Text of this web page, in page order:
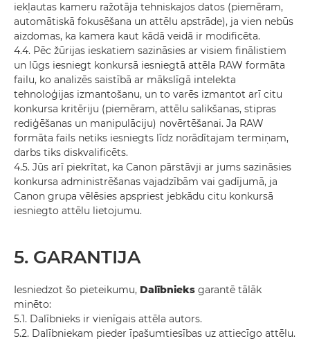
iekļautas kameru ražotāja tehniskajos datos (piemēram,
automātiskā fokusēšana un attēlu apstrāde), ja vien nebūs
aizdomas, ka kamera kaut kādā veidā ir modificēta.
4.4. Pēc žūrijas ieskatiem sazināsies ar visiem finālistiem
un lūgs iesniegt konkursā iesniegtā attēla RAW formāta
failu, ko analizēs saistībā ar mākslīgā intelekta
tehnoloģijas izmantošanu, un to varēs izmantot arī citu
konkursa kritēriju (piemēram, attēlu salikšanas, stipras
rediģēšanas un manipulāciju) novērtēšanai. Ja RAW
formāta fails netiks iesniegts līdz norādītajam termiņam,
darbs tiks diskvalificēts.
4.5. Jūs arī piekrītat, ka Canon pārstāvji ar jums sazināsies
konkursa administrēšanas vajadzībām vai gadījumā, ja
Canon grupa vēlēsies apspriest jebkādu citu konkursā
iesniegto attēlu lietojumu.
5. GARANTIJA
Iesniedzot šo pieteikumu, Dalībnieks garantē tālāk
minēto:
5.1. Dalībnieks ir vienīgais attēla autors.
5.2. Dalībniekam pieder īpašumtiesības uz attiecīgo attēlu.